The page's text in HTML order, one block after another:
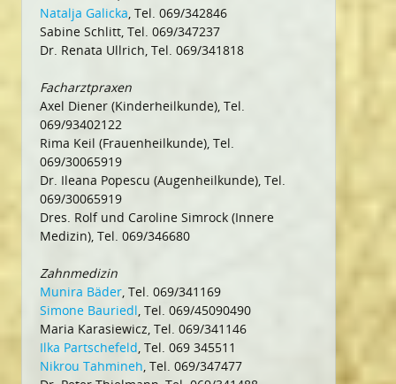
Natalja Galicka, Tel. 069/342846
Sabine Schlitt, Tel. 069/347237
Dr. Renata Ullrich, Tel. 069/341818
Facharztpraxen
Axel Diener (Kinderheilkunde), Tel.
069/93402122
Rima Keil (Frauenheilkunde), Tel.
069/30065919
Dr. Ileana Popescu (Augenheilkunde), Tel.
069/30065919
Dres. Rolf und Caroline Simrock (Innere
Medizin), Tel. 069/346680
Zahnmedizin
Munira Bäder, Tel. 069/341169
Simone Bauriedl, Tel. 069/45090490
Maria Karasiewicz, Tel. 069/341146
Ilka Partschefeld, Tel. 069 345511
Nikrou Tahmineh, Tel. 069/347477